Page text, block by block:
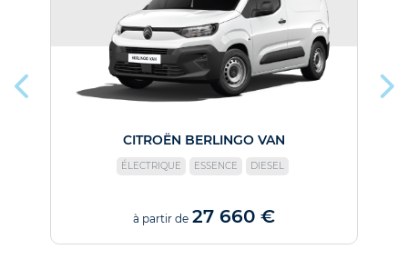
CITROËN BERLINGO VAN
ÉLECTRIQUE ESSENCE DIESEL
à partir de 27 660 €